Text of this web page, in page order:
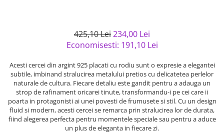
425,10 Lei234,00 Lei
Economisesti: 191,10 Lei
Acesti cercei din argint 925 placati cu rodiu sunt o expresie a elegantei
subtile, imbinand stralucirea metalului pretios cu delicatetea perlelor
naturale de cultura. Fiecare detaliu este gandit pentru a adauga un
strop de rafinament oricarei tinute, transformandu-i pe cei care ii
poarta in protagonisti ai unei povesti de frumusete si stil. Cu un design
fluid si modern, acesti cercei se remarca prin stralucirea lor de durata,
fiind alegerea perfecta pentru momentele speciale sau pentru a aduce
un plus de eleganta in fiecare zi.